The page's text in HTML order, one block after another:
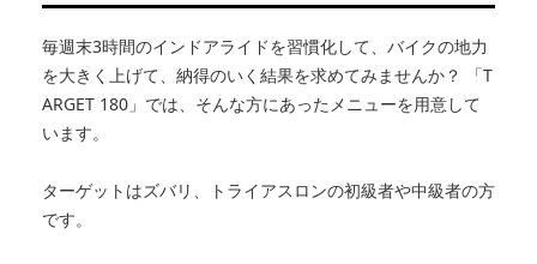
毎週末3時間のインドアライドを習慣化して、バイクの地力
を大きく上げて、納得のいく結果を求めてみませんか？ 「T
ARGET 180」では、そんな方にあったメニューを用意して
います。
ターゲットはズバリ、トライアスロンの初級者や中級者の方
です。